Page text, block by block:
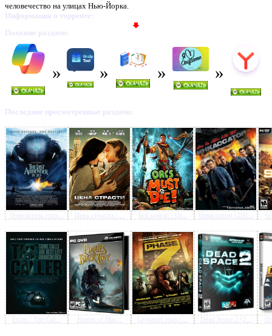
Предлагаем скачать
Crysis 2 / (2011) РС
RePack»
человечество на улицах Нью-Йорка.
Информация о торренте:
Похожие раздачи:
Последние просмотренные раздачи:
Повелитель стих... Цена страсти / ... Бей орков! / Or... Инкассатор (200...
Гость / The Cal... Pirates of Blac... Седьмой этап / ... Dead Space 2 (2...